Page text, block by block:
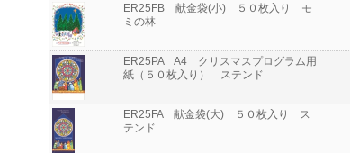
ER25FB 献金袋(小) ５０枚入り モ
ミの林
ER25PA A4 クリスマスプログラム用
紙（５０枚入り） ステンド
ER25FA 献金袋(大) ５０枚入り ス
テンド